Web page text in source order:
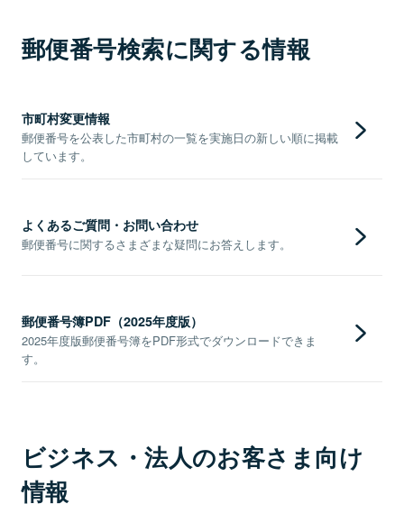
郵便番号検索に関する情報
市町村変更情報
郵便番号を公表した市町村の一覧を実施日の新しい順に掲載
しています。
よくあるご質問・お問い合わせ
郵便番号に関するさまざまな疑問にお答えします。
郵便番号簿PDF（2025年度版）
2025年度版郵便番号簿をPDF形式でダウンロードできま
す。
ビジネス・法人のお客さま向け
情報